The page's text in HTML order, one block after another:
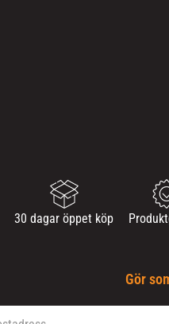
30 dagar öppet köp
Gör